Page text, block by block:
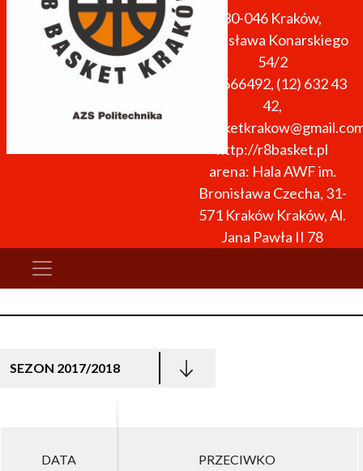
30-046 Kraków,
Stanisława Konarskiego
54/2
533666492, (12) 632 43
42,
http://r8basket.pl
arena: Hala AWF im.
Bronisława Czecha, 31-
571 Kraków Kraków, Al.
Jana Pawła II 78
SEZON 2017/2018
DATA PRZECIWKO
DATA PRZECIWKO